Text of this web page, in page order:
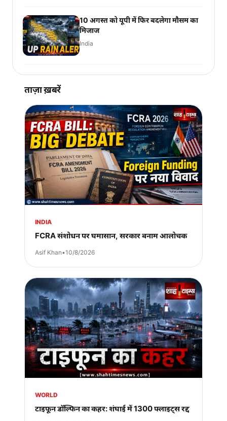
10 अगस्त को यूपी में फिर बदलेगा मौसम का
मिजाज
India
ताज़ा ख़बरें
INDIA
FCRA संशोधन पर घमासान, सरकार बनाम आलोचक
Asif Khan•10/8/2026
WORLD
टाइफून डॉल्फिन का कहर: शंघाई में 1300 फ्लाइट्स रद्द